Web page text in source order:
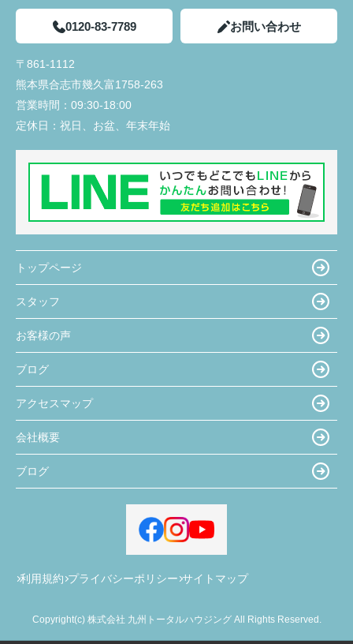
0120-83-7789 お問い合わせ
〒861-1112
熊本県合志市幾久富1758-263
営業時間： 09:30-18:00
定休日： 祝日、お盆、年末年始
トップページ
スタッフ
お客様の声
ブログ
アクセスマップ
会社概要
ブログ
利用規約 プライバシーポリシー サイトマップ
Copyright(c) 株式会社 九州トータルハウジング All Rights Reserved.